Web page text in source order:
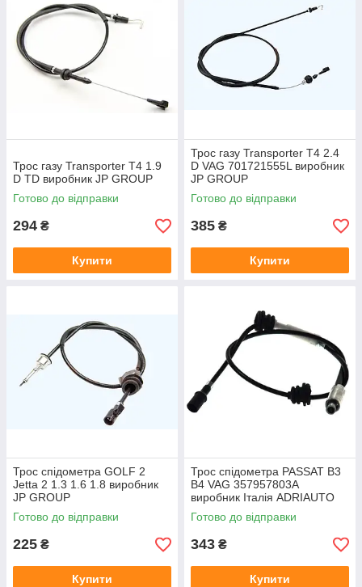
Трос газу Transporter T4 1.9
D TD виробник JP GROUP
Готово до відправки
294 ₴
Купити
Трос газу Transporter T4 2.4
D VAG 701721555L виробник
JP GROUP
Готово до відправки
385 ₴
Купити
Трос спідометра GOLF 2
Jetta 2 1.3 1.6 1.8 виробник
JP GROUP
Готово до відправки
225 ₴
Купити
Трос спідометра PASSAT B3
B4 VAG 357957803A
виробник Італія ADRIAUTO
Готово до відправки
343 ₴
Купити